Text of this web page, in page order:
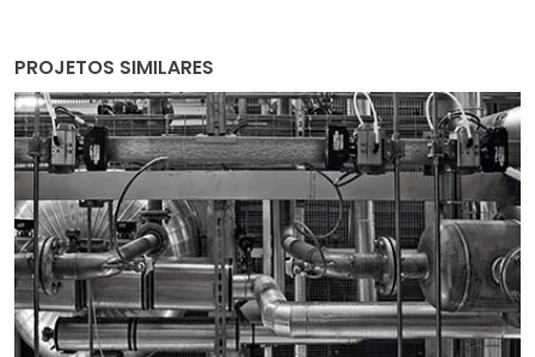
PROJETOS SIMILARES